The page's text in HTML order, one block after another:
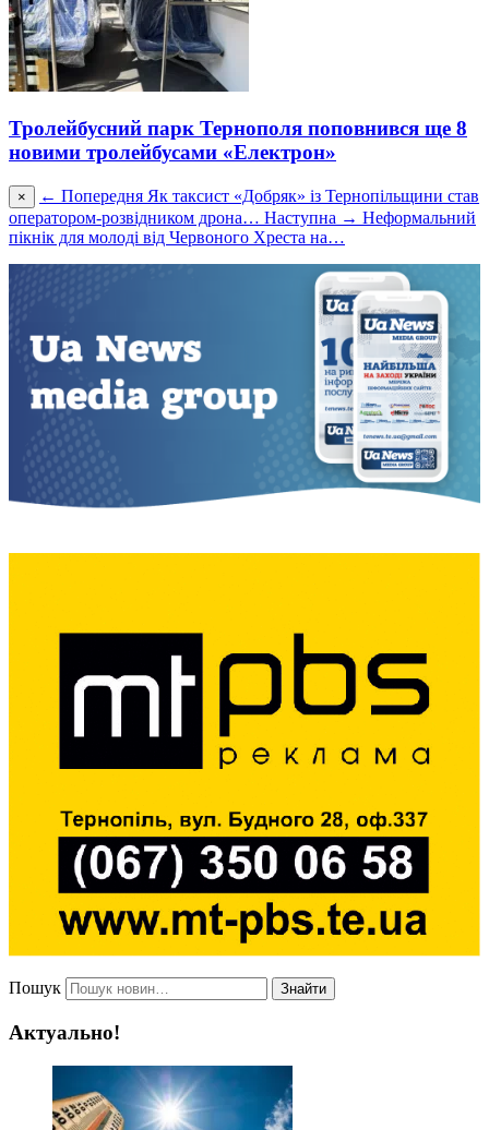
Тролейбусний парк Тернополя поповнився ще 8
новими тролейбусами «Електрон»
× ← Попередня Як таксист «Добряк» із Тернопільщини став
оператором-розвідником дрона… Наступна → Неформальний
пікнік для молоді від Червоного Хреста на…
Пошук Знайти
Актуально!